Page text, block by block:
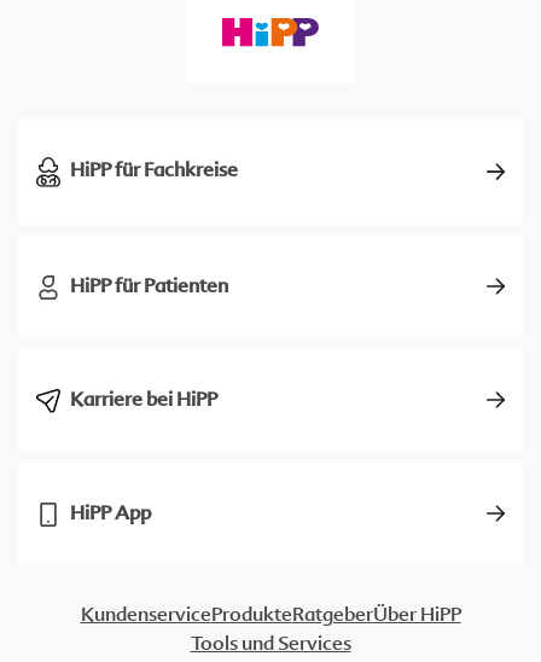
HiPP für Fachkreise
HiPP für Patienten
Karriere bei HiPP
HiPP App
KundenserviceProdukteRatgeberÜber HiPP
Tools und Services